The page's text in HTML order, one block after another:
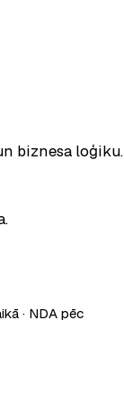
biznesa loģiku.
· NDA pēc